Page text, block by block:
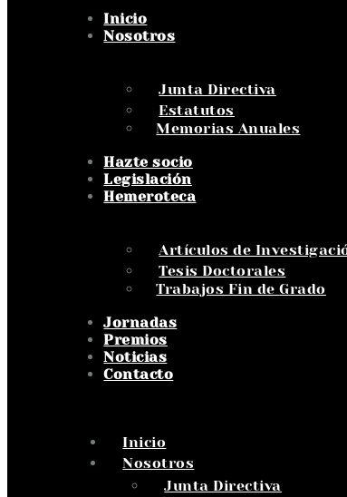
Inicio
Nosotros
Junta Directiva
Estatutos
Memorias Anuales
Hazte socio
Legislación
Hemeroteca
Artículos de
Tesis Doctorales
Trabajos Fin de Grado
Jornadas
Premios
Noticias
Contacto
Inicio
Nosotros
Junta Directiva